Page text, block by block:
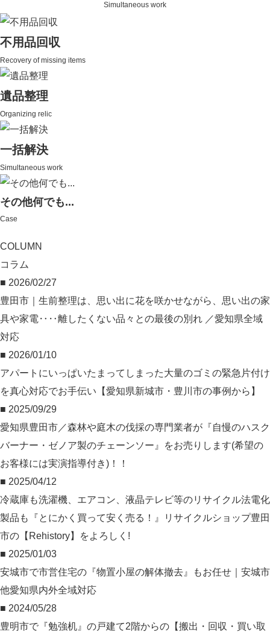
Simultaneous work
不用品回収
Recovery of missing items
遺品整理
Organizing relic
一括解決
Simultaneous work
その他何でも...
Case
COLUMN
コラム
■ 2026/02/27
豊田市｜生前整理は、思い出に花を咲かせながら、思い出の家
具や家電‥‥離したくない品々との最後の別れ ／愛知県全域
対応
■ 2026/01/10
アパートにいっぱいたまってしまった大量のゴミの緊急片付け
を真心対応でお手伝い【愛知県新城市・豊川市の事例から】
■ 2025/09/29
愛知県豊田市／森林や庭木の伐採の専門業者が『自慢のハスク
バーナー・ゼノア製のチェーンソー』をお売りします(希望の
お客様には実演指導付き)！！
■ 2025/04/12
冷蔵庫も洗濯機、エアコン、液晶テレビ等のリサイクル法電化
製品も『とにかく買って安く売る！』リサイクルショップ豊田
市の【Rehistory】をよろしく!
■ 2025/01/03
安城市で市営住宅の『物置小屋の解体撤去』もお任せ｜安城市
他愛知県内外全域対応
■ 2024/05/28
豊明市で『勉強机』の戸建て2階からの【搬出・回収・買い取